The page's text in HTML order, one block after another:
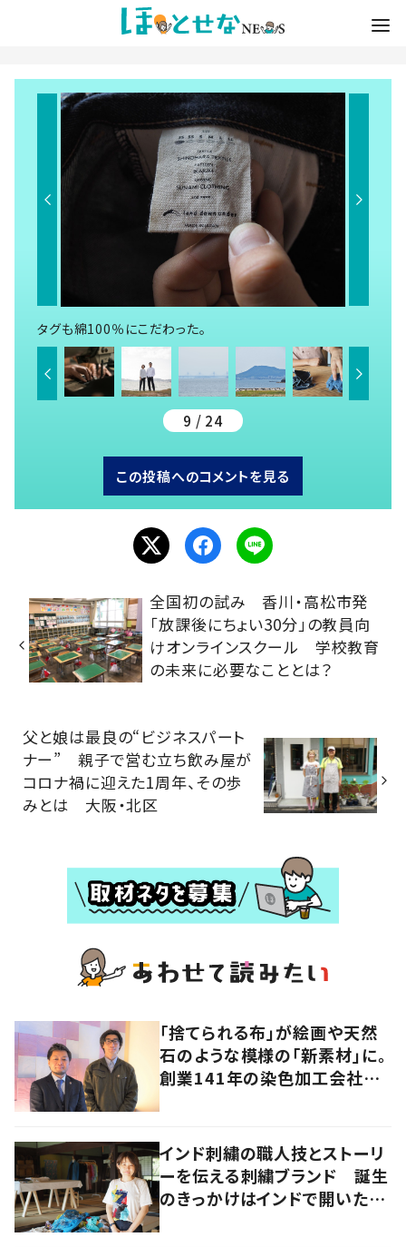
タグも綿100％にこだわった。
9 / 24
この投稿へのコメントを見る
全国初の試み 香川・高松市発
「放課後にちょい30分」の教員向
けオンラインスクール 学校教育
の未来に必要なこととは？
父と娘は最良の“ビジネスパート
ナー” 親子で営む立ち飲み屋が
コロナ禍に迎えた1周年、その歩
みとは 大阪・北区
「捨てられる布」が絵画や天然
石のような模様の「新素材」に。
創業141年の染色加工会社が
インド刺繍の職人技とストーリ
ーを伝える刺繍ブランド 誕生
のきっかけはインドで開いたフ